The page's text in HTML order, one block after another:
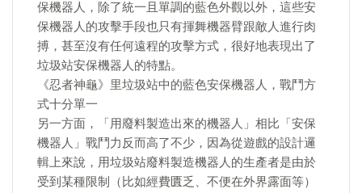
保機器人，除了統一且單調的藍色外觀以外，這些安
保機器人的攻擊手段也只有揮舞機器臂跟敵人進行肉
搏，甚至沒有任何遠程的攻擊方式，很好地表現出了
垃圾站安保機器人的特點。
《忍者神龜》里垃圾站中的藍色安保機器人，戰鬥方
式十分單一
另一方面，「用廢料製造出來的機器人」相比「安保
機器人」戰鬥力反而高了不少，因為從遊戲的設計邏
輯上來說，用垃圾站廢料製造機器人的生產者是由於
受到某種限制（比如經費匱乏、不便在外界露面等）